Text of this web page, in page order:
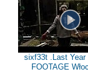
sixf33t .Last Year
FOOTAGE